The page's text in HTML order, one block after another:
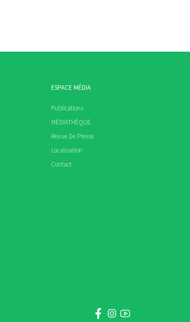
ESPACE MÉDIA
Publications
MÉDIATHÈQUE
Revue De Presse
Localisation
Contact